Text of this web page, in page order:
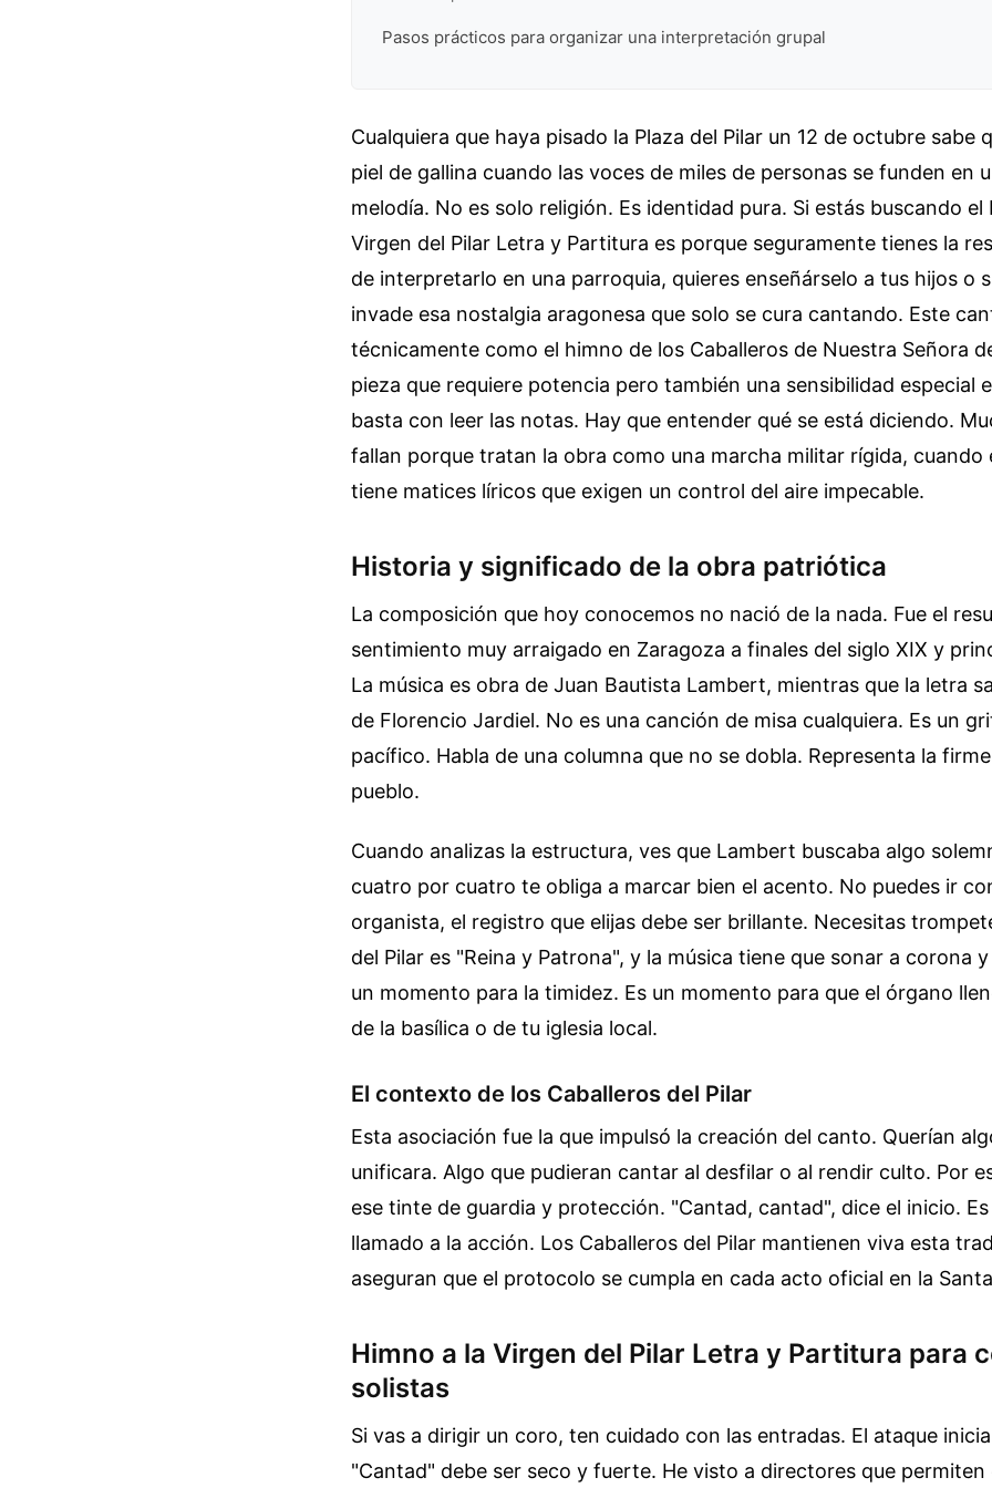
Pasos prácticos para organizar una interpretación grupal
Cualquiera que haya pisado la Plaza del Pilar un 12 de octubre sabe
piel de gallina cuando las voces de miles de personas se funden en
melodía. No es solo religión. Es identidad pura. Si estás buscando el
Virgen del Pilar Letra y Partitura es porque seguramente tienes la
de interpretarlo en una parroquia, quieres enseñárselo a tus hijos o
invade esa nostalgia aragonesa que solo se cura cantando. Este
técnicamente como el himno de los Caballeros de Nuestra Señora
pieza que requiere potencia pero también una sensibilidad especial
basta con leer las notas. Hay que entender qué se está diciendo.
fallan porque tratan la obra como una marcha militar rígida, cuando
tiene matices líricos que exigen un control del aire impecable.
Historia y significado de la obra patriótica
La composición que hoy conocemos no nació de la nada. Fue el
sentimiento muy arraigado en Zaragoza a finales del siglo XIX y
La música es obra de Juan Bautista Lambert, mientras que la letra
de Florencio Jardiel. No es una canción de misa cualquiera. Es un
pacífico. Habla de una columna que no se dobla. Representa la
pueblo.
Cuando analizas la estructura, ves que Lambert buscaba algo
cuatro por cuatro te obliga a marcar bien el acento. No puedes ir
organista, el registro que elijas debe ser brillante. Necesitas
del Pilar es "Reina y Patrona", y la música tiene que sonar a corona
un momento para la timidez. Es un momento para que el órgano
de la basílica o de tu iglesia local.
El contexto de los Caballeros del Pilar
Esta asociación fue la que impulsó la creación del canto. Querían
unificara. Algo que pudieran cantar al desfilar o al rendir culto. Por
ese tinte de guardia y protección. "Cantad, cantad", dice el inicio.
llamado a la acción. Los Caballeros del Pilar mantienen viva esta
aseguran que el protocolo se cumpla en cada acto oficial en la
Himno a la Virgen del Pilar Letra y Partitura para
solistas
Si vas a dirigir un coro, ten cuidado con las entradas. El ataque
"Cantad" debe ser seco y fuerte. He visto a directores que permiten